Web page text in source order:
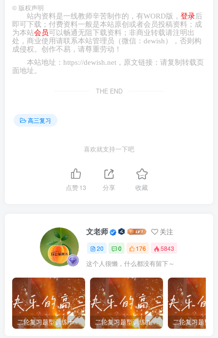
①放在第四位。②：为促进全球经济发展提供重要引擎并不
是服务贸易增长产生的影响，②不符合题意。因此本题的正
确顺序是④一⑤一③一①。
7．【答案】D【详解】①：开展“我的家乡我建设”活
动，引导大家共建美好家园，畅通人才回引渠道，①排在第
一位。④：开展“我的家乡我建设”活动，引导大家共建美好
乡，④排在第二位。⑤：促进人才、资金、技术下乡有利于
发展活力有利于推动乡村振兴，③排在第四位。②：应推动
8．【答案】C【详解】①：提高“一老一小”专项附加扣
策，提高“一老一小”专项附加扣除标准，居民应缴纳税收减
少，居民预期收入增加，可支配收入增加，消费意愿增强；
食品支出占消费总支出的比例降低，恩格尔系数下降，②正
率，居民购房贷款总费用下降，降低购房成本，消化房地产
库存购房成本降低，居民购房意愿增强，消化房地产库存，
房地产发展带动上下游相关产业发展，增加产业需求，③正
确。④：降低购房首付比例会增加购房贷款比例，而不是减
© 版权声明
站内资料是一线教师辛苦制作的，有WORD版， 登录后
即可下载；付费资料一般是本站原创或者会员投稿资料；成
为本站会员可以畅通无阻下载资料；非商业转载请注明出
处，商业使用请联系本站管理员（微信： dewish ），否则构
成侵权。创作不易，请尊重劳动！
本站地址： https://dewish.net ，原文链接：请复制转载页
面地址。
THE END
高三复习
喜欢就支持一下吧
点赞13 分享 收藏
文老师 关注
20 0 176 5843
这个人很懒，什么都没有留下～
二轮复习题型训练十 选择题 组合类 二轮复习题型训练九 选择题 正误类